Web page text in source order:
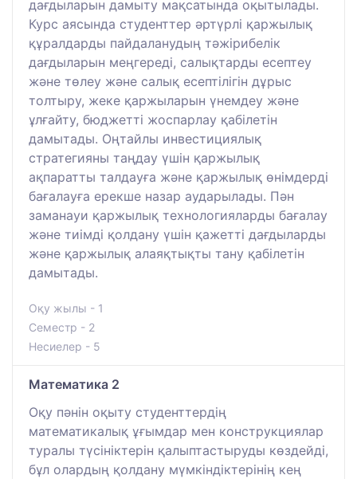
дағдыларын дамыту мақсатында оқытылады.
Курс аясында студенттер әртүрлі қаржылық
құралдарды пайдаланудың тәжірибелік
дағдыларын меңгереді, салықтарды есептеу
және төлеу және салық есептілігін дұрыс
толтыру, жеке қаржыларын үнемдеу және
ұлғайту, бюджетті жоспарлау қабілетін
дамытады. Оңтайлы инвестициялық
стратегияны таңдау үшін қаржылық
ақпаратты талдауға және қаржылық өнімдерді
бағалауға ерекше назар аударылады. Пән
заманауи қаржылық технологияларды бағалау
және тиімді қолдану үшін қажетті дағдыларды
және қаржылық алаяқтықты тану қабілетін
дамытады.
Оқу жылы - 1
Семестр - 2
Несиелер - 5
Математика 2
Оқу пәнін оқыту студенттердің
математикалық ұғымдар мен конструкциялар
туралы түсініктерін қалыптастыруды көздейді,
бұл олардың қолдану мүмкіндіктерінің кең